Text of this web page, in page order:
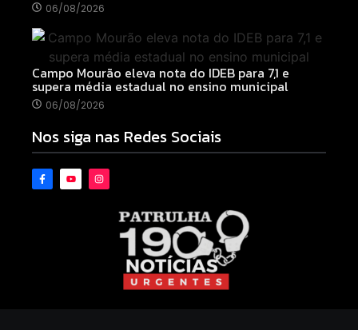
06/08/2026
Campo Mourão eleva nota do IDEB para 7,1 e
supera média estadual no ensino municipal
06/08/2026
Nos siga nas Redes Sociais